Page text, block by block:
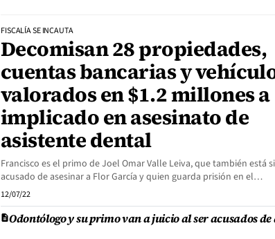
FISCALÍA SE INCAUTA
Decomisan 28 propiedades,
cuentas bancarias y
valorados en $1.2 millones a
implicado en asesinato de
asistente dental
Francisco es el primo de Joel Omar Valle Leiva, que también está
acusado de asesinar a Flor García y quien guarda prisión en el…
12/07/22
Odontólogo y su primo van a juicio al ser acusados